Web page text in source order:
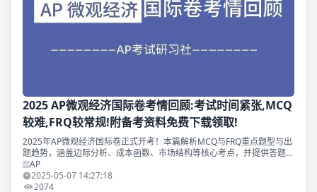
2025 AP微观经济国际卷考情回顾:考试时间紧张,MCQ
较难,FRQ较常规!附备考资料免费下载领取!
2025年AP微观经济国际卷正式开考！本篇解析MCQ与FRQ重点题型与出
题趋势，涵盖边际分析、成本函数、市场结构等核心考点，并提供答题策
略与计算技巧。附带TD独家AP备考资料包领取方式，助你临门一脚冲
5！
AP
2025-05-07 14:27:18
2074